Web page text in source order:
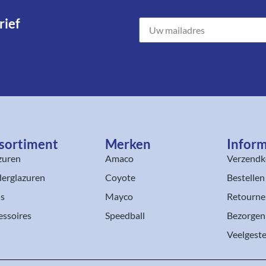
Merken
Amaco
Coyote
Mayco
Speedball
Bestellen
Bezorgen